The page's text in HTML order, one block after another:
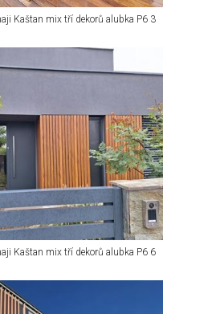
Kaštan mix tří dekorů alubka P6 3
Kaštan mix tří dekorů alubka P6 6